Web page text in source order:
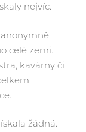
nejvíc.
celé zemi.
kavárny či
žádná.